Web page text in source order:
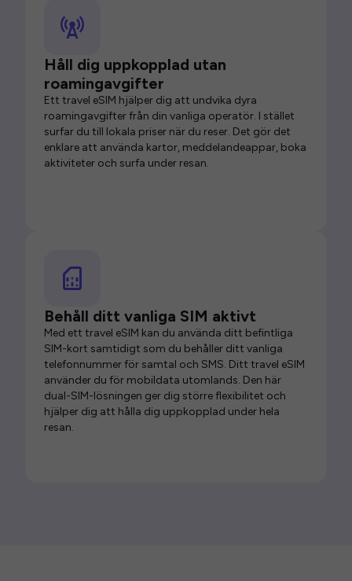
Håll dig uppkopplad utan
roamingavgifter
Ett travel eSIM hjälper dig att undvika dyra
roamingavgifter från din vanliga operatör. I stället
surfar du till lokala priser när du reser. Det gör det
enklare att använda kartor, meddelandeappar, boka
aktiviteter och surfa under resan.
Behåll ditt vanliga SIM aktivt
Med ett travel eSIM kan du använda ditt befintliga
SIM-kort samtidigt som du behåller ditt vanliga
telefonnummer för samtal och SMS. Ditt travel eSIM
använder du för mobildata utomlands. Den här
dual-SIM-lösningen ger dig större flexibilitet och
hjälper dig att hålla dig uppkopplad under hela
resan.